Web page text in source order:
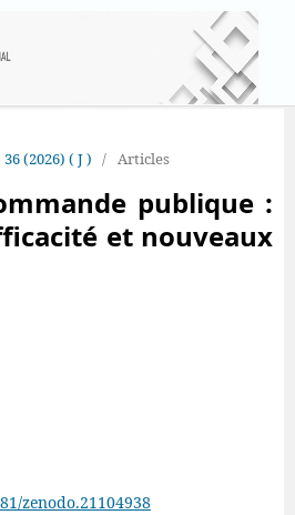
(2026) ( J ) / Articles
publique :
et nouveaux
zenodo.21104938